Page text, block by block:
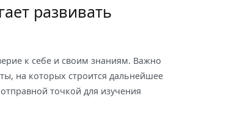
развивать
к себе и своим знаниям. Важно
на которых строится дальнейшее
точкой для изучения